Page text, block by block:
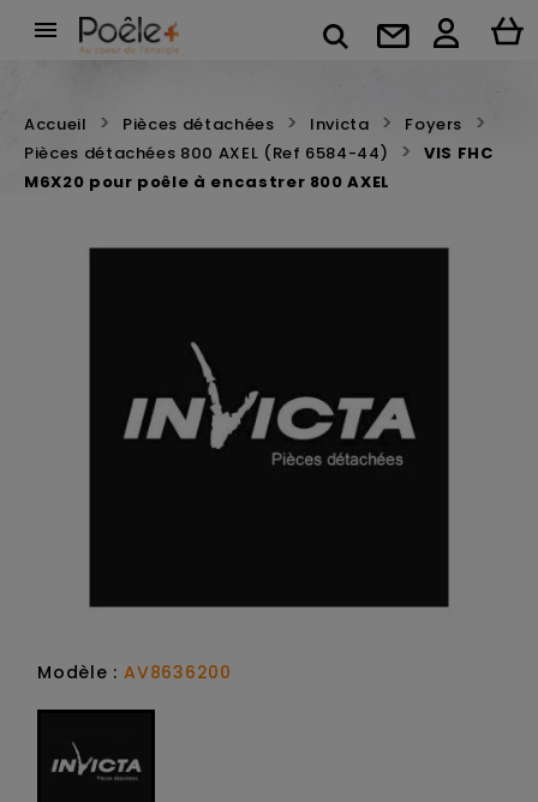

Accueil Pièces détachées Invicta
Foyers
Pièces détachées 800 AXEL (Ref 6584-44)
VIS FHC
M6X20 pour poêle à encastrer 800 AXEL
Modèle :AV8636200